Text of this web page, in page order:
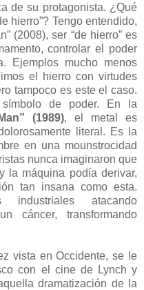
de su protagonista. ¿Qué
hierro”? Tengo entendido,
(2008), ser “de hierro” es
controlar el poder
Ejemplos mucho menos
el hierro con virtudes
tampoco es este el caso.
de poder. En la
(1989), el metal es
literal. Es la
en una mounstrocidad
nunca imaginaron que
la máquina podía derivar,
tan insana como esta.
industriales atacando
cáncer, transformando
vista en Occidente, se le
con el cine de Lynch y
dramatización de la